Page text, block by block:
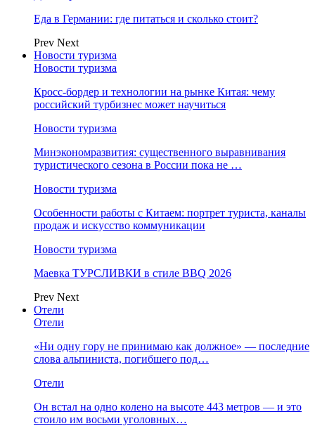
Еда в Германии: где питаться и сколько стоит?
Prev Next
Новости туризма
Новости туризма
Кросс-бордер и технологии на рынке Китая: чему
российский турбизнес может научиться
Новости туризма
Минэкономразвития: существенного выравнивания
туристического сезона в России пока не …
Новости туризма
Особенности работы с Китаем: портрет туриста, каналы
продаж и искусство коммуникации
Новости туризма
Маевка ТУРСЛИВКИ в стиле BBQ 2026
Prev Next
Отели
Отели
«Ни одну гору не принимаю как должное» — последние
слова альпиниста, погибшего под…
Отели
Он встал на одно колено на высоте 443 метров — и это
стоило им восьми уголовных…